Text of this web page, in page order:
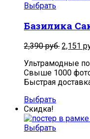
Выбрать
Базилика
2,390руб. 2,151
Ультрамодные
Свыше 1000
Быстрая
Выбрать
Скидка!
Выбрать